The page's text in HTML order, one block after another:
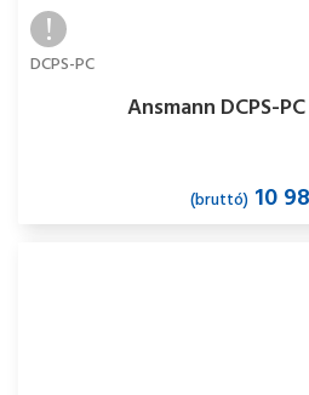
DCPS-PC
Ansmann DCPS-
(bruttó) 10